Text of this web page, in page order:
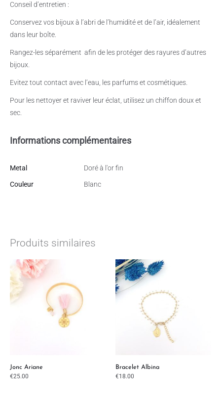
Conseil d’entretien :
Conservez vos bijoux à l’abri de l’humidité et de l’air, idéalement
dans leur boîte.
Rangez-les séparément afin de les protéger des rayures d’autres
bijoux.
Evitez tout contact avec l’eau, les parfums et cosmétiques.
Pour les nettoyer et raviver leur éclat, utilisez un chiffon doux et
sec.
Informations complémentaires
Metal Doré à l'or fin
Couleur Blanc
Produits similaires
Jonc Ariane
€25.00
Bracelet Albina
€18.00